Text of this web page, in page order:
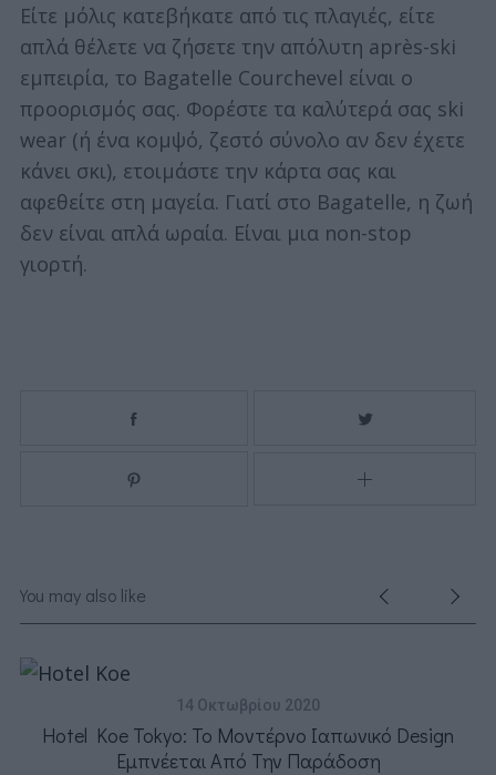
Είτε μόλις κατεβήκατε από τις πλαγιές, είτε
απλά θέλετε να ζήσετε την απόλυτη après-ski
εμπειρία, το Bagatelle Courchevel είναι ο
προορισμός σας. Φορέστε τα καλύτερά σας ski
wear (ή ένα κομψό, ζεστό σύνολο αν δεν έχετε
κάνει σκι), ετοιμάστε την κάρτα σας και
αφεθείτε στη μαγεία. Γιατί στο Bagatelle, η ζωή
δεν είναι απλά ωραία. Είναι μια non-stop
γιορτή.
You may also like
14 Οκτωβρίου 2020
Hotel Koe Tokyo: Το Μοντέρνο Ιαπωνικό Design
Εμπνέεται Από Την Παράδοση